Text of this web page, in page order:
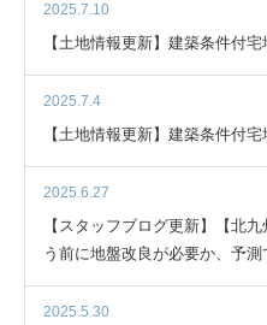
2025.7.10
【土地情報更新】建築条件付
2025.7.4
【土地情報更新】建築条件付
2025.6.27
【スタッフブログ更新】【北
う前に地盤改良が必要か、予測
2025.5.30